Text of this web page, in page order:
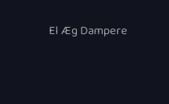
El Æg Dampere